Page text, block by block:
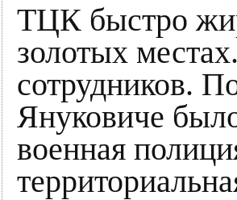
ТЦК быстро
золотых
сотрудников.
Януковиче
военная